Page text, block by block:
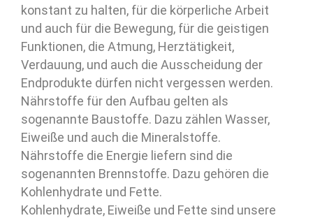
konstant zu halten, für die körperliche Arbeit
und auch für die Bewegung, für die geistigen
Funktionen, die Atmung, Herztätigkeit,
Verdauung, und auch die Ausscheidung der
Endprodukte dürfen nicht vergessen werden.
Nährstoffe für den Aufbau gelten als
sogenannte Baustoffe. Dazu zählen Wasser,
Eiweiße und auch die Mineralstoffe.
Nährstoffe die Energie liefern sind die
sogenannten Brennstoffe. Dazu gehören die
Kohlenhydrate und Fette.
Kohlenhydrate, Eiweiße und Fette sind unsere